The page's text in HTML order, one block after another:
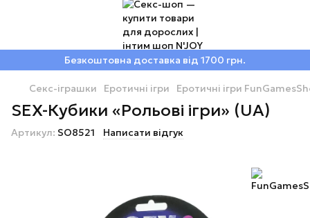
Безкоштовна доставка від 1700 грн.
Секс-іграшки Еротичні ігри Еротичні ігри
SEX-Кубики «Рольові ігри» (UA)
Артикул: SO8521 Написати відгук